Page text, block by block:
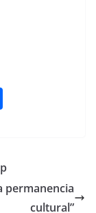
e
permanencia
cultural”